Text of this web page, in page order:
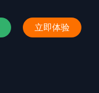
立即体验